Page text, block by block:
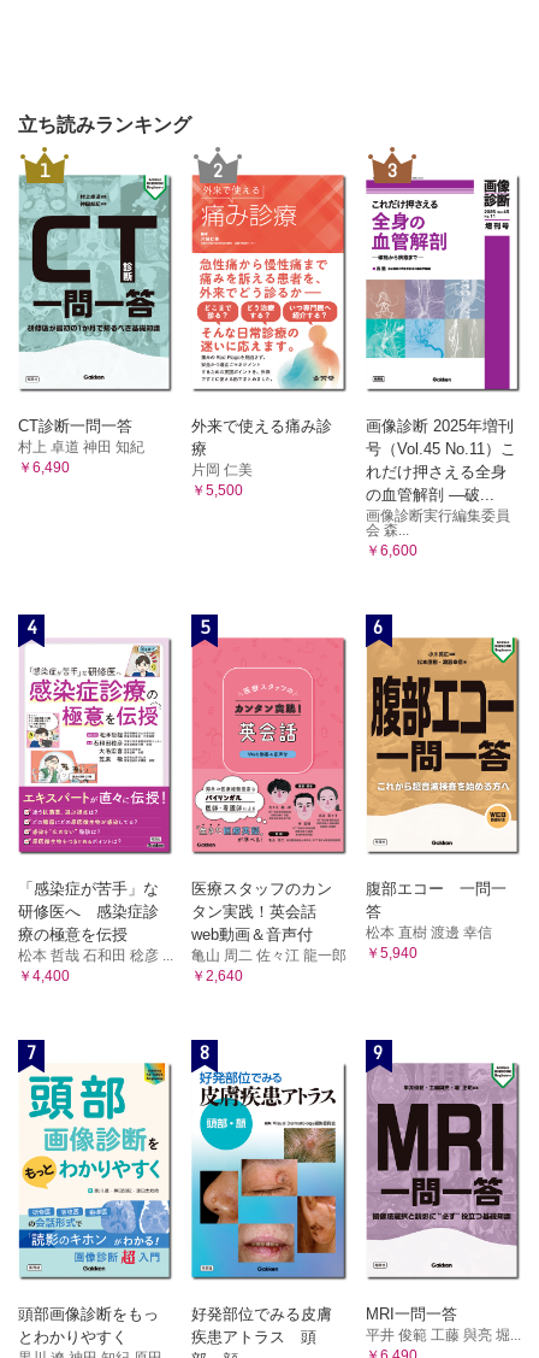
立ち読みランキング
1
CT診断一問一答
村上 卓道 神田 知紀
￥6,490
2
外来で使える痛み診
療
片岡 仁美
￥5,500
3
画像診断 2025年増刊
号（Vol.45 No.11）こ
れだけ押さえる全身
の血管解剖 ―破...
画像診断実行編集委員
会 森...
￥6,600
4
「感染症が苦手」な
研修医へ 感染症診
療の極意を伝授
松本 哲哉 石和田 稔彦 ...
￥4,400
5
医療スタッフのカン
タン実践！英会話
web動画＆音声付
亀山 周二 佐々江 龍一郎
￥2,640
6
腹部エコー 一問一
答
松本 直樹 渡邊 幸信
￥5,940
7
頭部画像診断をもっ
とわかりやすく
8
好発部位でみる皮膚
疾患アトラス 頭
9
MRI一問一答
平井 俊範 工藤 與亮 堀...